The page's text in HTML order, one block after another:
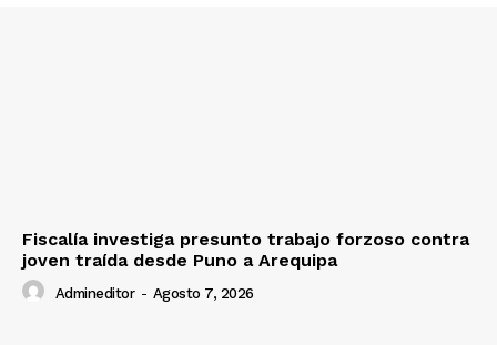
Fiscalía investiga presunto trabajo forzoso contra
joven traída desde Puno a Arequipa
Admineditor - Agosto 7, 2026